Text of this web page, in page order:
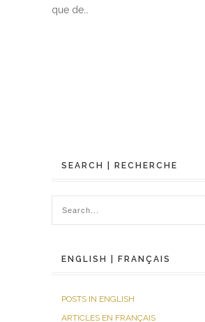
que de…
SEARCH | RECHERCHE
ENGLISH | FRANÇAIS
POSTS IN ENGLISH
ARTICLES EN FRANÇAIS